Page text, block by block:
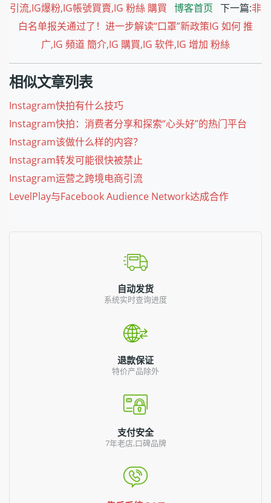
引流,IG爆粉,IG帳號買賣,IG 粉絲 購買 博客首页 下一篇:非
白名单报关通过了！进一步解读“口罩”新政策IG 如何 推
广,IG 頻道 簡介,IG 購買,IG 软件,IG 增加 粉絲
相似文章列表
Instagram快拍有什么技巧
Instagram快拍：消费者分享和探索“心头好”的热门平台
Instagram该做什么样的内容？
Instagram转发可能很快被禁止
Instagram运营之跨境电商引流
LevelPlay与Facebook Audience Network达成合作
自动发货
系统实时查询进度
退款保证
特价产品除外
支付安全
7年老店,口碑品牌